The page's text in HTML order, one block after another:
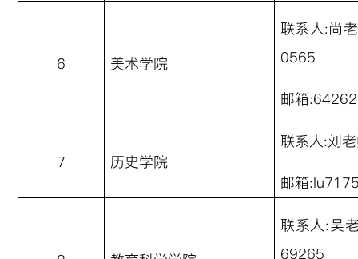
6 美术学院
联系人:尚
0565
邮箱
7 历史学院
联系人:刘
邮箱
联系人:吴
69265